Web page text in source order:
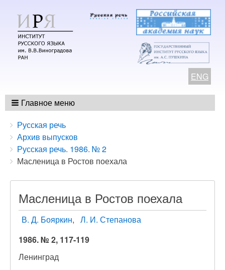
ENG
Главное меню
Breadcrumbs
You
are
here:
Русская речь
Архив выпусков
Русская речь. 1986. № 2
Масленица в Ростов поехала
Масленица в Ростов поехала
В. Д. Бояркин
Л. И. Степанова
1986. № 2, 117-119
Ленинград